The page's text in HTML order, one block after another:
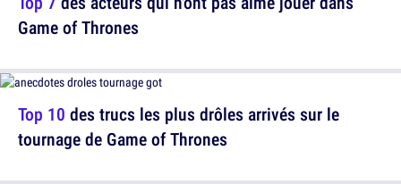
Top 10 des trucs les plus drôles arrivés sur le
tournage de Game of Thrones
Game of Thrones